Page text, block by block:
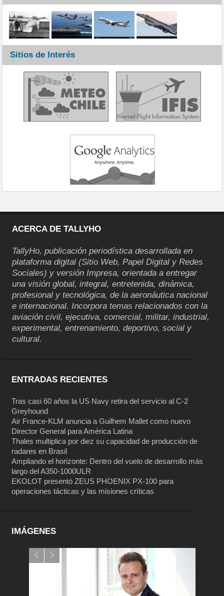
Sitios de Interés
ACERCA DE TALLYHO
TallyHo, publicación periodística desarrollada en
plataforma digital (Sitio Web, Papel Digital y Redes
Sociales) y versión Impresa, orientada a entregar
una visión global, integral, entretenida, dinámica,
profesional y tecnológica, de la aeronáutica nacional
e internacional. Incorpora temas relacionados con la
aviación civil, ejecutiva, comercial, militar, industrial,
experimental, entrenamiento, deportivo, social y
cultural.
ENTRADAS RECIENTES
Tras casi 60 años la US Navy retira del servicio al C-2
Greyhound
Air France-KLM anuncia a Guilhem Mallet como nuevo
Director General para América Latina
Thales multiplica por diez su capacidad de producción de
radares en Brasil
Ampliando el horizonte: Dentro del vuelo de desarrollo más
largo del A350-1000ULR
EKOLOT presentó ZEUS PHOENIX PX-100 para
operaciones tácticas y las misiones críticas
IMÁGENES